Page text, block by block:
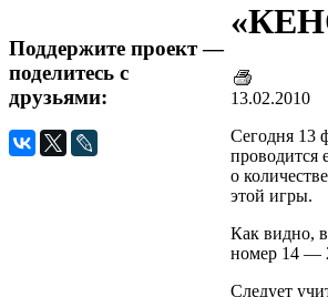
Поддержите проект —
поделитесь с
друзьями:
13.02.2010
Сегодня 13
проводится
о
этой игры.
Как видно,
номер 14 —
Следует